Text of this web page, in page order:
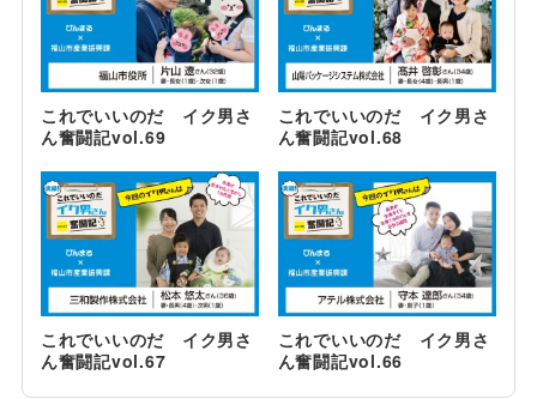
これでいいのだ イク男さ
ん奮闘記vol.69
これでいいのだ イク男さ
ん奮闘記vol.68
これでいいのだ イク男さ
ん奮闘記vol.67
これでいいのだ イク男さ
ん奮闘記vol.66